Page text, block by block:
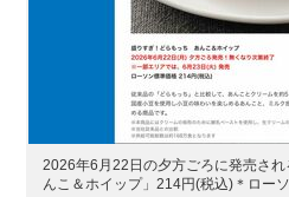
2026年6月22日の夕方ごろに発売さ
んこ＆ホイップ」214円(税込)＊ロー